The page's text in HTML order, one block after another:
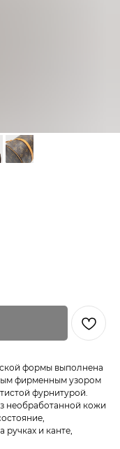
формы выполнена
фирменным узором
фурнитурой.
необработанной кожи
и канте,